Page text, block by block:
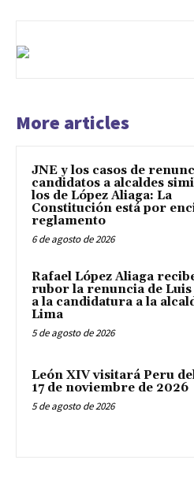
More articles
JNE y los casos de
candidatos a alcaldes
los de López Aliaga: La
Constitución está por
reglamento
6 de agosto de 2026
Rafael López Aliaga
rubor la renuncia de Luis
a la candidatura a la
Lima
5 de agosto de 2026
León XIV visitará Peru
17 de noviembre de 2026
5 de agosto de 2026